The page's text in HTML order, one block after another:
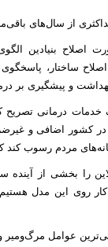
از سال‌های
اصلاح بنیادین
ساختار، پاسخگوی
و پیشگیری بر
۲۵ درصد داروهای تجویزی
را بخشی از
روی این مدل
عوامل مرگ‌ومیر